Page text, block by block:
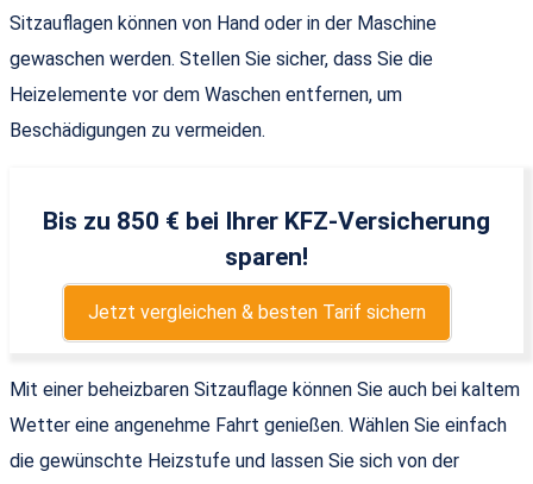
Sitzauflagen können von Hand oder in der Maschine
gewaschen werden. Stellen Sie sicher, dass Sie die
Heizelemente vor dem Waschen entfernen, um
Beschädigungen zu vermeiden.
Bis zu 850 € bei Ihrer KFZ-Versicherung
sparen!
Jetzt vergleichen & besten Tarif sichern
Mit einer beheizbaren Sitzauflage können Sie auch bei kaltem
Wetter eine angenehme Fahrt genießen. Wählen Sie einfach
die gewünschte Heizstufe und lassen Sie sich von der